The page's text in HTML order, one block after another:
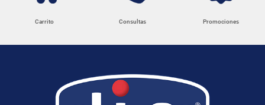
Carrito Consultas Promociones